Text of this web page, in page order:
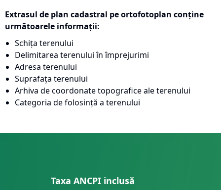
Extrasul de plan cadastral pe ortofotoplan conține
următoarele informații:
Schița terenului
Delimitarea terenului în împrejurimi
Adresa terenului
Suprafața terenului
Arhiva de coordonate topografice ale terenului
Categoria de folosință a terenului
Taxa ANCPI inclusă